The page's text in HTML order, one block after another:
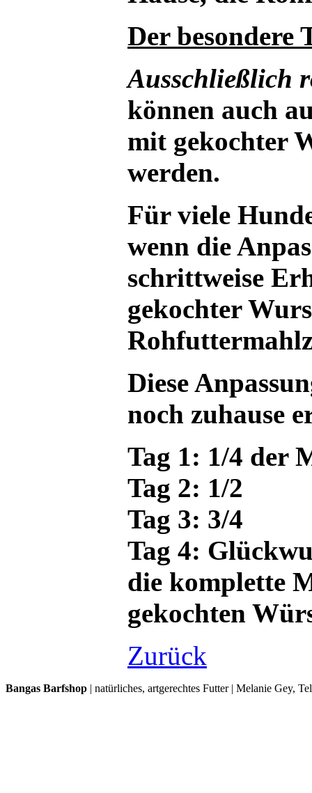
Der
Ausschließlich
können auch
mit gekochter
werden.
Für viele
wenn die
schrittweise
gekochter
Diese
noch zuhause
Tag 1: 1/4 der
Tag 2: 1/2
Tag 3: 3/4
Tag 4:
die komplette
gekochten
Zurück
Bangas Barfshop | natürliches, artgerechtes Futter | Melanie Gey,